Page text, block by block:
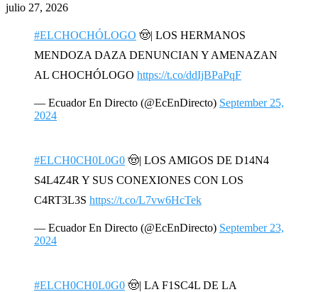
julio 27, 2026
#ELCHOCHÓLOGO 🤠| LOS HERMANOS
MENDOZA DAZA DENUNCIAN Y AMENAZAN
AL CHOCHÓLOGO https://t.co/ddIjBPaPqF
— Ecuador En Directo (@EcEnDirecto) September 25,
2024
#ELCH0CH0L0G0 🤠| LOS AMIGOS DE D14N4
S4L4Z4R Y SUS CONEXIONES CON LOS
C4RT3L3S https://t.co/L7vw6HcTek
— Ecuador En Directo (@EcEnDirecto) September 23,
2024
#ELCH0CH0L0G0 🤠| LA F1SC4L DE LA